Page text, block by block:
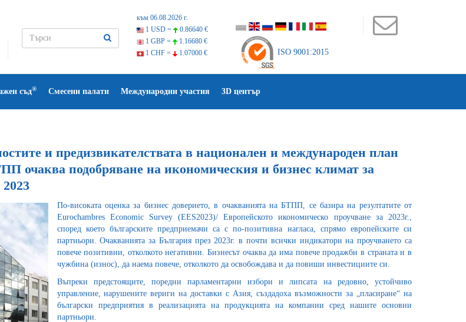
към 06.08.2026 г.
1 USD =
0.86640 €
1 GBP =
1.16680 €
1 CHF =
1.07000 € ISO 9001:2015
съд® Смесени палати Международни участия 3D център
и предизвикателствата в национален и международен план
очаква подобряване на икономическия и бизнес климат за
По-високата оценка за бизнес доверието, в очакванията на БТПП, се базира на резултатите от
Eurochambres Economic Survey (EES2023)/ Европейското икономическо проучване за 2023г.,
според което българските предприемачи са с по-позитивна нагласа, спрямо европейските си
партньори. Очакванията за България през 2023г. в почти всички индикатори на проучването са
повече позитивни, отколкото негативни. Бизнесът очаква да има повече продажби в страната и в
чужбина (износ), да наема повече, отколкото да освобождава и да повиши инвестициите си.
Въпреки предстоящите, поредни парламентарни избори и липсата на редовно, устойчиво
управление, нарушените вериги на доставки с Азия, създадоха възможности за „пласиране“ на
български предприятия в реализацията на продукцията на компании сред нашите основни
партньори.